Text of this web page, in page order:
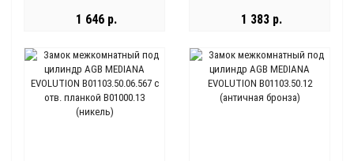
(латунь)
1 646 р. 1 383 р.